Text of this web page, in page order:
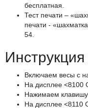
бесплатная.
Тест печати –
печати -
54.
Включаем весы с
На дисплее <8100
Нажимаем
На дисплее <8110